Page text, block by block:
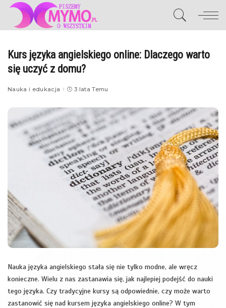
Kurs języka angielskiego online: Dlaczego warto
się uczyć z domu?
Nauka i edukacja 3 lata Temu
Nauka języka angielskiego stała się nie tylko modne, ale wręcz
konieczne. Wielu z nas zastanawia się, jak najlepiej podejść do nauki
tego języka. Czy tradycyjne kursy są odpowiednie, czy może warto
zastanowić się nad kursem języka angielskiego online? W tym